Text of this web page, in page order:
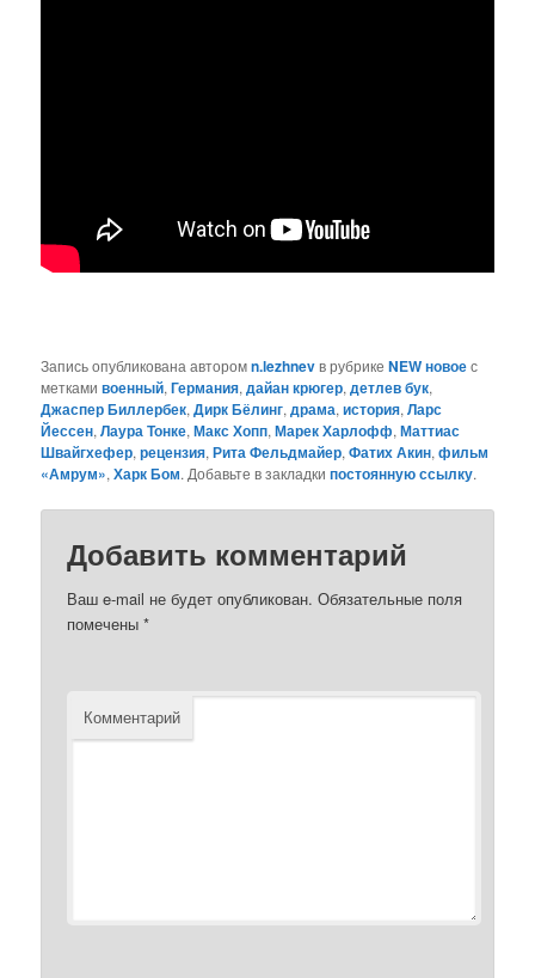
Запись опубликована авторомn.lezhnevв рубрикеNEW новоес
меткамивоенный,Германия,дайан крюгер,детлев бук,
Джаспер Биллербек,Дирк Бёлинг,драма,история,Ларс
Йессен,Лаура Тонке,Макс Хопп,Марек Харлофф,Маттиас
Швайгхефер,рецензия,Рита Фельдмайер,Фатих Акин,фильм
«Амрум»,Харк Бом. Добавьте в закладкипостоянную ссылку.
Добавить комментарий
Ваш e-mail не будет опубликован. Обязательные поля
помечены*
Комментарий